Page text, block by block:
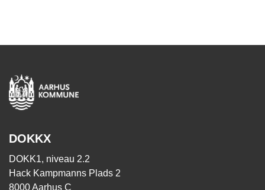
DOKKX
DOKK1, niveau 2.2
Hack Kampmanns Plads 2
8000 Aarhus C